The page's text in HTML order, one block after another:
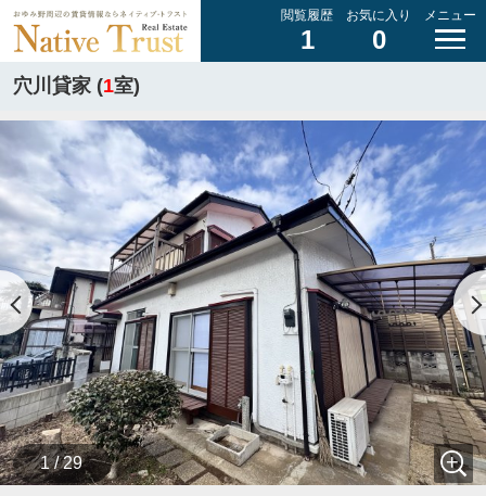
閲覧履歴
1
お気に入り
0
メニュー
穴川貸家 (1室)
1 / 29